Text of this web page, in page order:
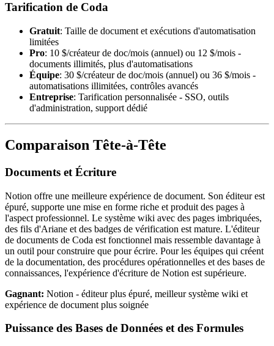
Tarification de Coda
Gratuit: Taille de document et exécutions d'automatisation
limitées
Pro: 10 $/créateur de doc/mois (annuel) ou 12 $/mois -
documents illimités, plus d'automatisations
Équipe: 30 $/créateur de doc/mois (annuel) ou 36 $/mois -
automatisations illimitées, contrôles avancés
Entreprise: Tarification personnalisée - SSO, outils
d'administration, support dédié
Comparaison Tête-à-Tête
Documents et Écriture
Notion offre une meilleure expérience de document. Son éditeur est
épuré, supporte une mise en forme riche et produit des pages à
l'aspect professionnel. Le système wiki avec des pages imbriquées,
des fils d'Ariane et des badges de vérification est mature. L'éditeur
de documents de Coda est fonctionnel mais ressemble davantage à
un outil pour construire que pour écrire. Pour les équipes qui créent
de la documentation, des procédures opérationnelles et des bases de
connaissances, l'expérience d'écriture de Notion est supérieure.
Gagnant: Notion - éditeur plus épuré, meilleur système wiki et
expérience de document plus soignée
Puissance des Bases de Données et des Formules